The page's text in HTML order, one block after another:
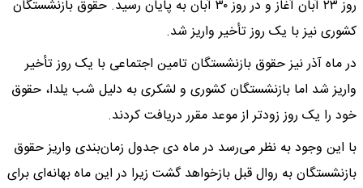
روز ۲۳ آبان آغاز و در روز ۳۰ آبان به پایان رسید. حقوق بازنشستگان
کشوری نیز با یک روز تأخیر واریز شد.
در ماه آذر نیز حقوق بازنشستگان تامین اجتماعی با یک روز تأخیر
واریز شد اما بازنشستگان کشوری و لشکری به دلیل شب یلدا، حقوق
خود را یک روز زودتر از موعد مقرر دریافت کردند.
با این وجود به نظر می‌رسد در ماه دی جدول زمان‌بندی واریز حقوق
بازنشستگان به روال قبل بازخواهد گشت زیرا در این ماه بهانه‌ای برای